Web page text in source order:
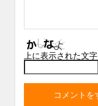
上に表示された文